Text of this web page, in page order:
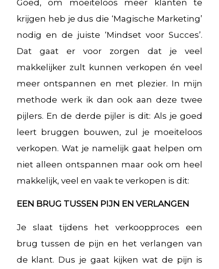
Goed, om moeiteloos meer klanten te
krijgen heb je dus die ‘Magische Marketing’
nodig en de juiste ‘Mindset voor Succes’.
Dat gaat er voor zorgen dat je veel
makkelijker zult kunnen verkopen én veel
meer ontspannen en met plezier. In mijn
methode werk ik dan ook aan deze twee
pijlers. En de derde pijler is dit: Als je goed
leert bruggen bouwen, zul je moeiteloos
verkopen. Wat je namelijk gaat helpen om
niet alleen ontspannen maar ook om heel
makkelijk, veel en vaak te verkopen is dit:
EEN BRUG TUSSEN PIJN EN VERLANGEN
Je slaat tijdens het verkoopproces een
brug tussen de pijn en het verlangen van
de klant. Dus je gaat kijken wat de pijn is